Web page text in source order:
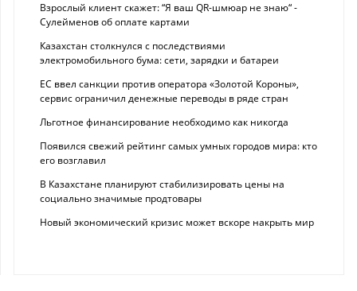
Взрослый клиент скажет: “Я ваш QR-шмюар не знаю“ -
Сулейменов об оплате картами
Казахстан столкнулся с последствиями
электромобильного бума: сети, зарядки и батареи
ЕС ввел санкции против оператора «Золотой Короны»,
сервис ограничил денежные переводы в ряде стран
Льготное финансирование необходимо как никогда
Появился свежий рейтинг самых умных городов мира: кто
его возглавил
В Казахстане планируют стабилизировать цены на
социально значимые продтовары
Новый экономический кризис может вскоре накрыть мир